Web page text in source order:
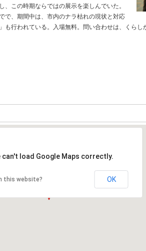
この時期ならではの展示を楽しんでいた。
で、期間中は、市内のナラ枯れの現状と対応
も行われている。入場無料。問い合わせは、くらし
can't load Google Maps correctly.
this website? OK